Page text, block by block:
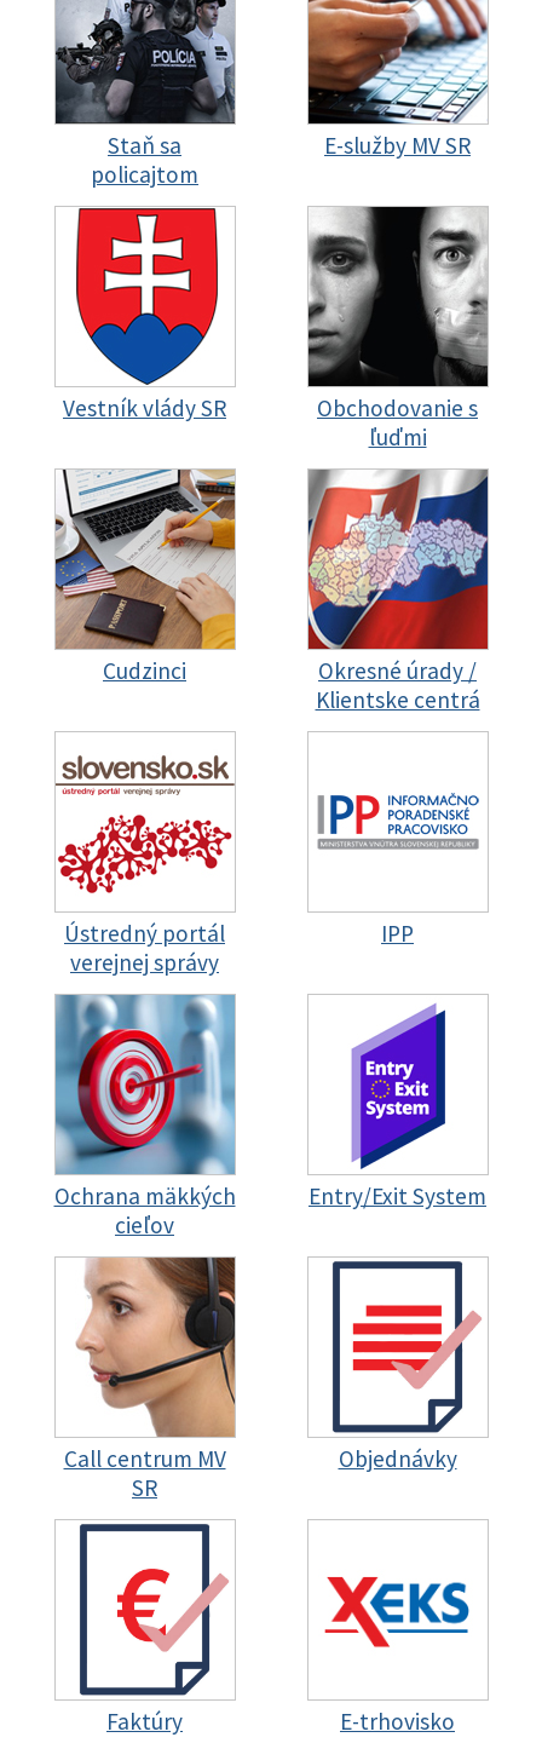
Staň sa
policajtom
E-služby MV SR
Vestník vlády SR
Obchodovanie s
ľuďmi
Cudzinci
Okresné úrady /
Klientske centrá
Ústredný portál
verejnej správy
IPP
Ochrana mäkkých
cieľov
Entry/Exit System
Call centrum MV
SR
Objednávky
Faktúry E-trhovisko